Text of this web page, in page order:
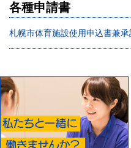
各種申請書
札幌市体育施設使用申込書兼承